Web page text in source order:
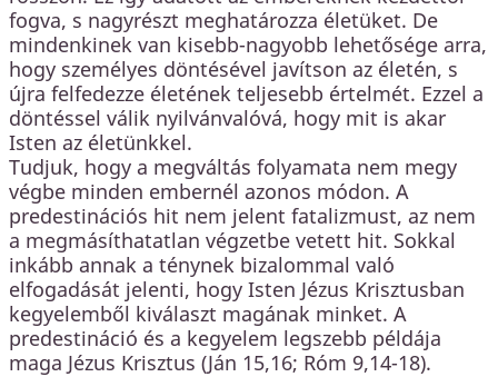
fogva, s nagyrészt meghatározza életüket. De
mindenkinek van kisebb-nagyobb lehetősége arra,
hogy személyes döntésével javítson az életén, s
újra felfedezze életének teljesebb értelmét. Ezzel a
döntéssel válik nyilvánvalóvá, hogy mit is akar
Isten az életünkkel.
Tudjuk, hogy a megváltás folyamata nem megy
végbe minden embernél azonos módon. A
predestinációs hit nem jelent fatalizmust, az nem
a megmásíthatatlan végzetbe vetett hit. Sokkal
inkább annak a ténynek bizalommal való
elfogadását jelenti, hogy Isten Jézus Krisztusban
kegyelemből kiválaszt magának minket. A
predestináció és a kegyelem legszebb példája
maga Jézus Krisztus (Ján 15,16; Róm 9,14-18).